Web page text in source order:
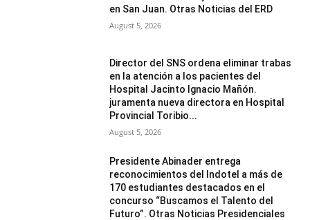
en San Juan. Otras Noticias del ERD
August 5, 2026
Director del SNS ordena eliminar trabas
en la atención a los pacientes del
Hospital Jacinto Ignacio Mañón.
juramenta nueva directora en Hospital
Provincial Toribio...
August 5, 2026
Presidente Abinader entrega
reconocimientos del Indotel a más de
170 estudiantes destacados en el
concurso “Buscamos el Talento del
Futuro”. Otras Noticias Presidenciales